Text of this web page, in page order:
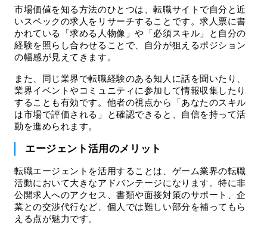
市場価値を知る方法のひとつは、転職サイトで自分と近
いスペックの求人をリサーチすることです。求人票に書
かれている「求める人物像」や「必須スキル」と自分の
経験を照らし合わせることで、自分が狙えるポジション
の幅感が見えてきます。
また、同じ業界で転職経験のある知人に話を聞いたり、
業界イベントやコミュニティに参加して情報収集したり
することも有効です。他者の視点から「あなたのスキル
は市場で評価される」と確認できると、自信を持って活
動を進められます。
エージェント活用のメリット
転職エージェントを活用することは、ゲーム業界の転職
活動において大きなアドバンテージになります。特に非
公開求人へのアクセス、書類や面接対策のサポート、企
業との交渉代行など、個人では難しい部分を補ってもら
える点が魅力です。